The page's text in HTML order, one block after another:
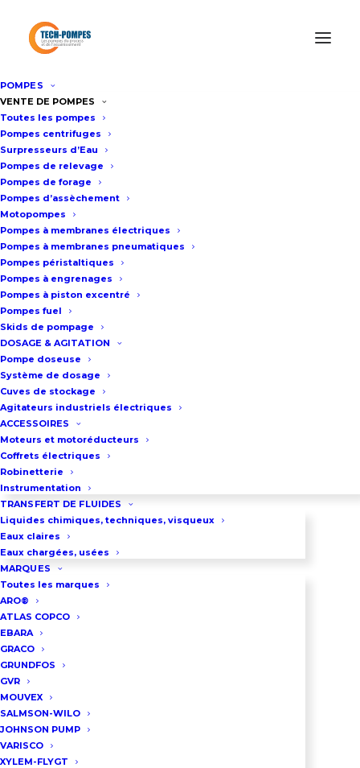
POMPES
VENTE DE POMPES
Toutes les pompes
Pompes centrifuges
Surpresseurs d’Eau
Pompes de relevage
Pompes de forage
Pompes d’assèchement
Motopompes
Pompes à membranes électriques
Pompes à membranes pneumatiques
Pompes péristaltiques
Pompes à engrenages
Pompes à piston excentré
Pompes fuel
Skids de pompage
DOSAGE & AGITATION
Pompe doseuse
Système de dosage
Cuves de stockage
Agitateurs industriels électriques
ACCESSOIRES
Moteurs et motoréducteurs
Coffrets électriques
Robinetterie
Instrumentation
TRANSFERT DE FLUIDES
Liquides chimiques, techniques, visqueux
Eaux claires
Eaux chargées, usées
MARQUES
Toutes les marques
ARO®
ATLAS COPCO
EBARA
GRACO
GRUNDFOS
GVR
MOUVEX
SALMSON-WILO
JOHNSON PUMP
VARISCO
XYLEM-FLYGT
Accueil /Location de pompes
Location surpresseur d’eau 30m3/h – 11bar
Location surpresseur d’eau
30m3/h – 11bar
Fiche technique
Construction inox
Moteur 7.5 Kw équipé d’un
variateur de fréquence
Débit maxi : 29 m3/h
Pression maxi: 10.8 bar
Raccordement par brides ou par
raccords symétriques DN50.
Ce surpresseur équipé d’un
variateur de fréquence est asservi
à une sonde 4-20 mA. Son
accélération est progressive et sa
vitesse s’adapte exactement au
LOC4965